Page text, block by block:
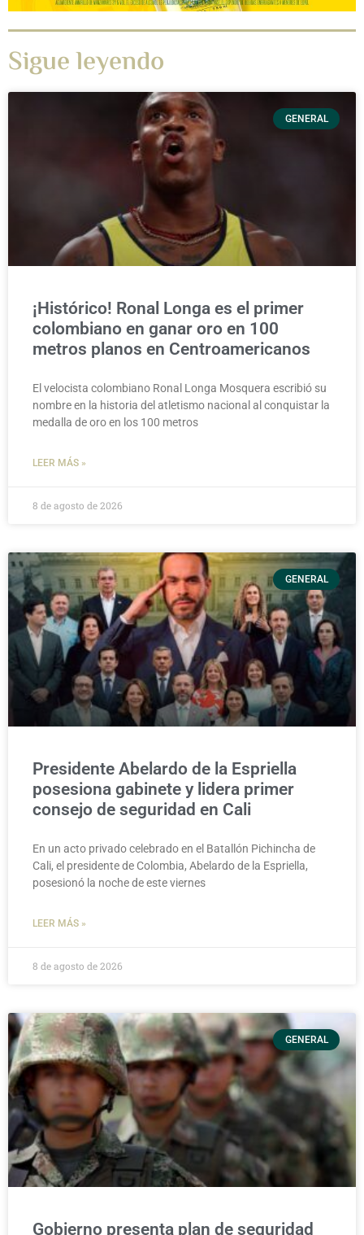
Sigue leyendo
GENERAL
¡Histórico! Ronal Longa es el primer
colombiano en ganar oro en 100
metros planos en Centroamericanos
El velocista colombiano Ronal Longa Mosquera escribió su
nombre en la historia del atletismo nacional al conquistar la
medalla de oro en los 100 metros
LEER MÁS »
8 de agosto de 2026
GENERAL
Presidente Abelardo de la Espriella
posesiona gabinete y lidera primer
consejo de seguridad en Cali
En un acto privado celebrado en el Batallón Pichincha de
Cali, el presidente de Colombia, Abelardo de la Espriella,
posesionó la noche de este viernes
LEER MÁS »
8 de agosto de 2026
GENERAL
Gobierno presenta plan de seguridad